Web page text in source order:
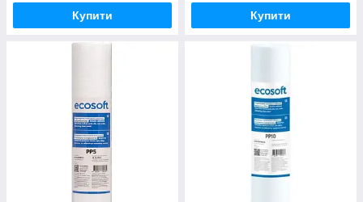
Купити Купити